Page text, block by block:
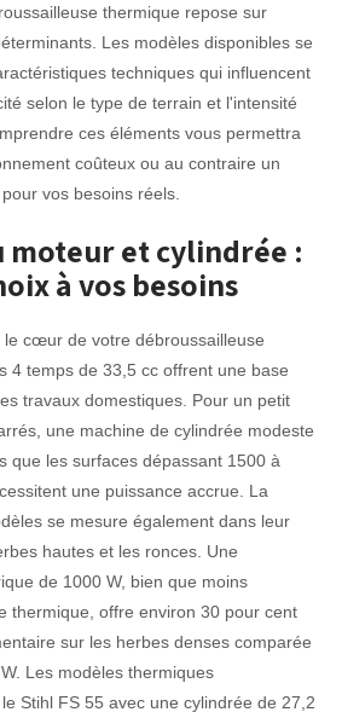
thermique repose sur
Les modèles disponibles se
techniques qui influencent
selon le type de terrain et l'intensité
ces éléments vous permettra
coûteux ou au contraire un
vos besoins réels.
moteur et cylindrée :
à vos besoins
le cœur de votre débroussailleuse
4 temps de 33,5 cc offrent une base
travaux domestiques. Pour un petit
une machine de cylindrée modeste
que les surfaces dépassant 1500 à
une puissance accrue. La
se mesure également dans leur
hautes et les ronces. Une
de 1000 W, bien que moins
thermique, offre environ 30 pour cent
sur les herbes denses comparée
Les modèles thermiques
Stihl FS 55 avec une cylindrée de 27,2